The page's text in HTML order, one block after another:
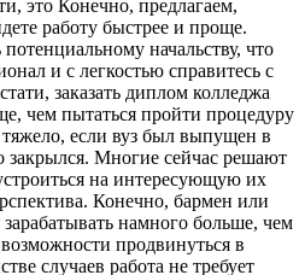
это Конечно, предлагаем,
работу быстрее и проще.
начальству, что
и с легкостью справитесь с
заказать диплом колледжа
чем пытаться пройти процедуру
если вуз был выпущен в
закрылся. Многие сейчас решают
на интересующую их
Конечно, бармен или
намного больше, чем
продвинуться в
случаев работа не требует